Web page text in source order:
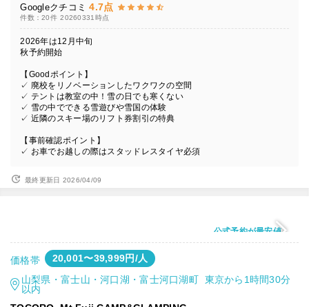
Googleクチコミ 4.7点
件数：20件 20260331時点
2026年は12月中旬
秋予約開始
【Goodポイント】
✓ 廃校をリノベーションしたワクワクの空間
✓ テントは教室の中！雪の日でも寒くない
✓ 雪の中でできる雪遊びや雪国の体験
✓ 近隣のスキー場のリフト券割引の特典
【事前確認ポイント】
✓ お車でお越しの際はスタッドレスタイヤ必須
最終更新日 2026/04/09
公式予約が最安値
価格帯
20,001〜39,999円/人
山梨県・富士山・河口湖・富士河口湖町 東京から1時間30分
以内